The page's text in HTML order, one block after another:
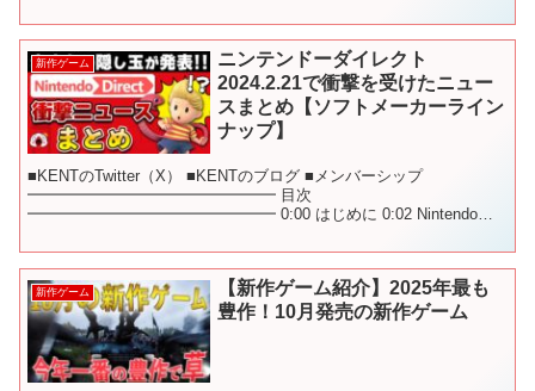
新作ゲーム
ニンテンドーダイレクト
2024.2.21で衝撃を受けたニュー
スまとめ【ソフトメーカーライン
ナップ】
■KENTのTwitter（X） ■KENTのブログ ■メンバーシップ
━━━━━━━━━━━━━━━━ 目次
━━━━━━━━━━━━━━━━ 0:00 はじめに 0:02 Nintendo
新作ゲーム
【新作ゲーム紹介】2025年最も
豊作！10月発売の新作ゲーム